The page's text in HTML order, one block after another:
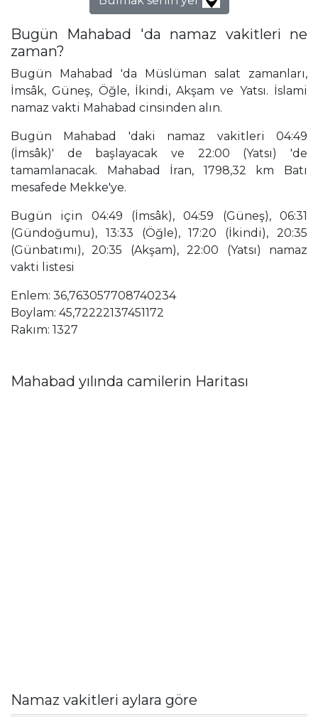
Bugün Mahabad 'da namaz vakitleri ne
zaman?
Bugün Mahabad 'da Müslüman salat zamanları,
İmsâk, Güneş, Öğle, İkindi, Akşam ve Yatsı. İslami
namaz vakti Mahabad cinsinden alın.
Bugün Mahabad 'daki namaz vakitleri 04:49
(İmsâk)' de başlayacak ve 22:00 (Yatsı) 'de
tamamlanacak. Mahabad İran, 1798,32 km Batı
mesafede Mekke'ye.
Bugün için 04:49 (İmsâk), 04:59 (Güneş), 06:31
(Gündoğumu), 13:33 (Öğle), 17:20 (İkindi), 20:35
(Günbatımı), 20:35 (Akşam), 22:00 (Yatsı) namaz
vakti listesi
Enlem: 36,763057708740234
Boylam: 45,72222137451172
Rakım: 1327
Mahabad yılında camilerin Haritası
Namaz vakitleri aylara göre